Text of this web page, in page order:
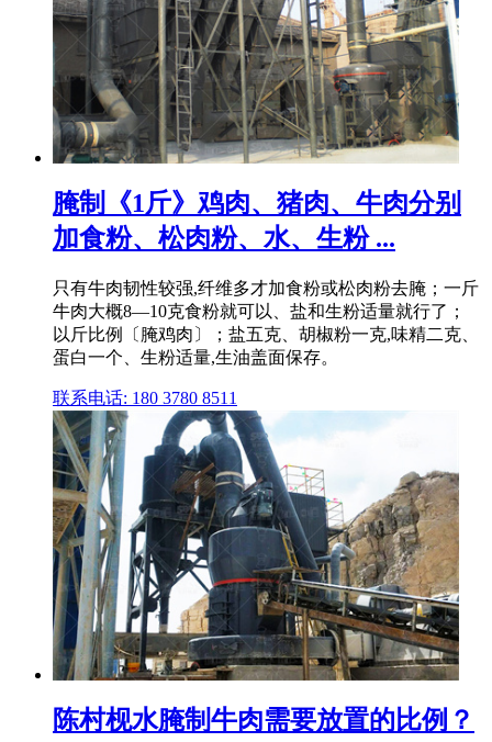
腌制《1斤》鸡肉、猪肉、牛肉分别
加食粉、松肉粉、水、生粉 ...
只有牛肉韧性较强,纤维多才加食粉或松肉粉去腌；一斤
牛肉大概8―10克食粉就可以、盐和生粉适量就行了；
以斤比例〔腌鸡肉〕；盐五克、胡椒粉一克,味精二克、
蛋白一个、生粉适量,生油盖面保存。
联系电话: 180 3780 8511
陈村枧水腌制牛肉需要放置的比例？